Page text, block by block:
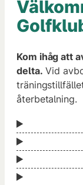
Kom ihåg att
delta. Vid
återbetalning.